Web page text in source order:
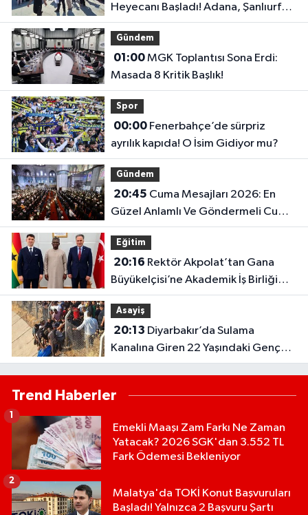
Heyecanı Başladı! Adana, Şanlıurfa
ve Gaziantep Lise Taban Puanları..
Gündem
01:00MGK Toplantısı Sona Erdi:
Masada 8 Kritik Başlık!
Spor
00:00Fenerbahçe’de sürpriz
ayrılık kapıda! O İsim Gidiyor mu?
Gündem
20:45
Güzel Anlamlı Ve Göndermeli Cuma
Sözleri..
Eğitim
20:16
Büyükelçisi’ne Akademik İş Birliği
Ziyareti!
Asayiş
20:13
Kanalına Giren 22 Yaşındaki Genç
Hayatını Kaybetti!
Trend Haberler
Emekli Maaşı Zam Farkı Ne Zaman
Yatacak? 2026 SGK'dan 3.552 TL
Fark Ödemesi Bekleniyor
1
Malatya'da TOKİ Konut Başvuruları
Başladı! Yalnızca 2 Başvuru Şartı
2